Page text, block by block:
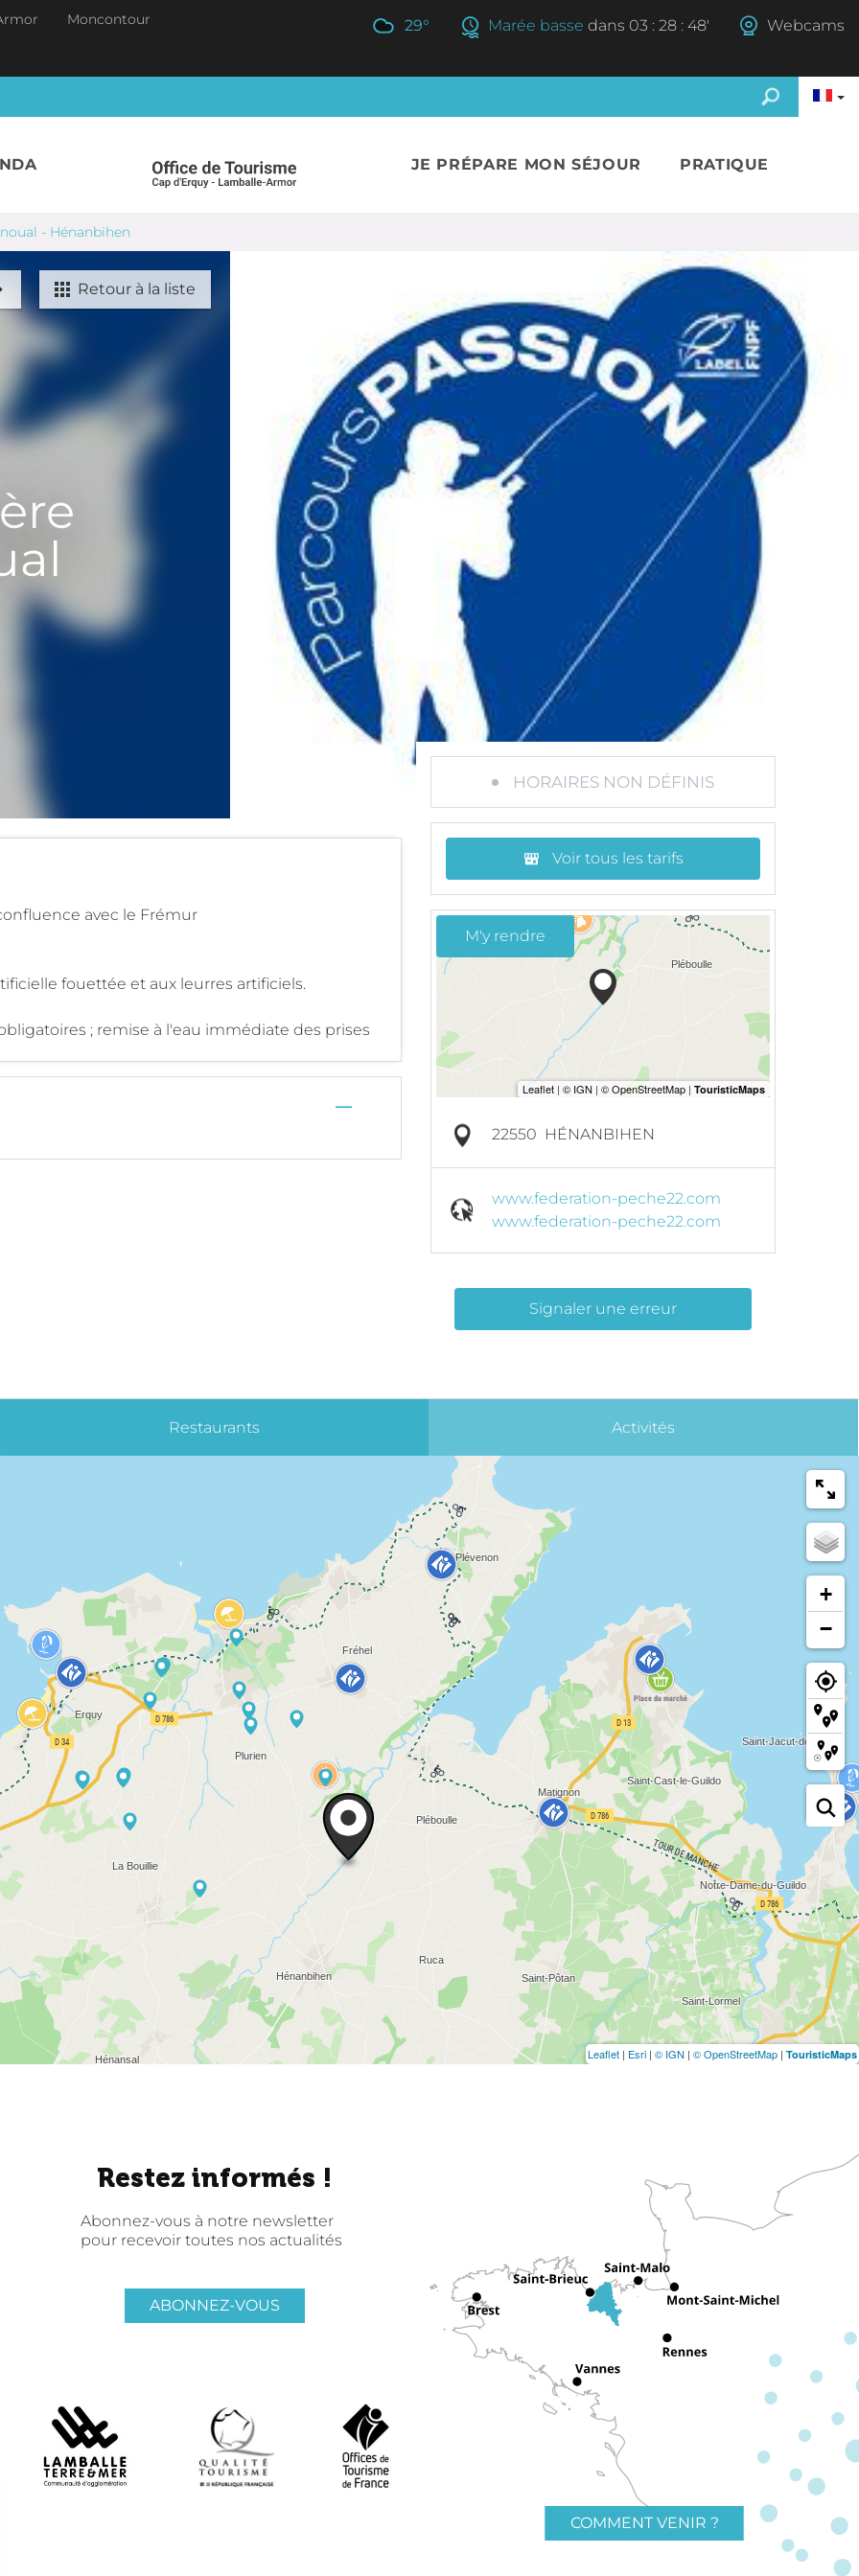
Moncontour 29° Marée basse dans 03 : 28 : 47' Webcams
JE PRÉPARE MON SÉJOUR PRATIQUE
- Hénanbihen
Retour à la liste
avec le Frémur
fouettée et aux leurres artificiels.
; remise à l'eau immédiate des prises
—
HORAIRES NON DÉFINIS
Voir tous les tarifs
M'y rendre
22550 HÉNANBIHEN
www.federation-peche22.com
www.federation-peche22.com
Signaler une erreur
Restaurants Activités
+
−
Leaflet | Esri | © IGN | © OpenStreetMap | TouristicMaps
Restez informés !
Abonnez-vous à notre newsletter
pour recevoir toutes nos actualités
ABONNEZ-VOUS
COMMENT VENIR ?